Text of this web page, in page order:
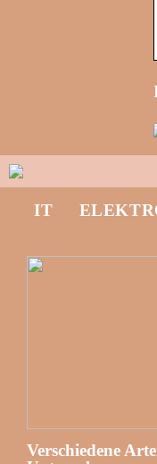
IT
Verschiedene